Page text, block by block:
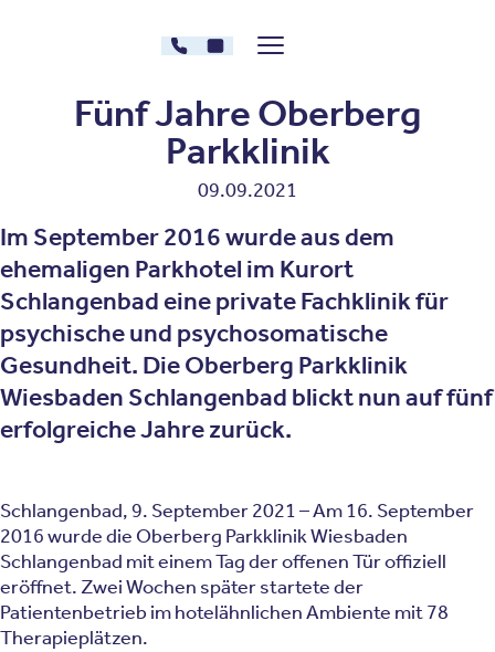
030 - 26478607
Kontakt
Menü zeigen/verstecken
Fünf Jahre Oberberg
Parkklinik
09.09.2021
Im September 2016 wurde aus dem
ehemaligen Parkhotel im Kurort
Schlangenbad eine private Fachklinik für
psychische und psychosomatische
Gesundheit. Die Oberberg Parkklinik
Wiesbaden Schlangenbad blickt nun auf fünf
erfolgreiche Jahre zurück.
Schlangenbad, 9. September 2021 – Am 16. September
2016 wurde die Oberberg Parkklinik Wiesbaden
Schlangenbad mit einem Tag der offenen Tür offiziell
eröffnet. Zwei Wochen später startete der
Patientenbetrieb im hotelähnlichen Ambiente mit 78
Therapieplätzen.